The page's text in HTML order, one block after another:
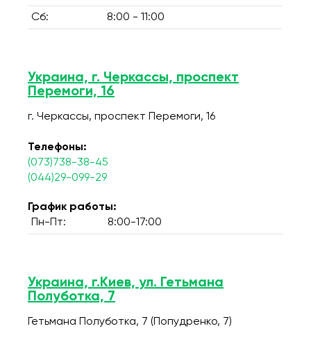
Сб: 8:00 - 11:00
Украина, г. Черкассы, проспект
Перемоги, 16
г. Черкассы, проспект Перемоги, 16
Телефоны:
(073)738-38-45
(044)29-099-29
График работы:
Пн-Пт:
8:00-17:00
Украина, г.Киев, ул. Гетьмана
Полуботка, 7
Гетьмана Полуботка, 7 (Попудренко, 7)